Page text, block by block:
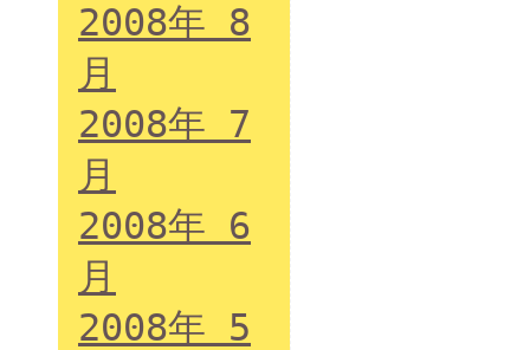
2008年 8
月
2008年 7
月
2008年 6
月
2008年 5